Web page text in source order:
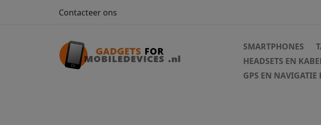
Contacteer ons
SMARTPHONES
HEADSETS EN
GPS EN NAVIGATIE